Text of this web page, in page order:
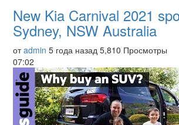
New Kia Carnival 2021
Sydney, NSW Australia
отadmin 5 года назад 5,810 Просмотры
07:02